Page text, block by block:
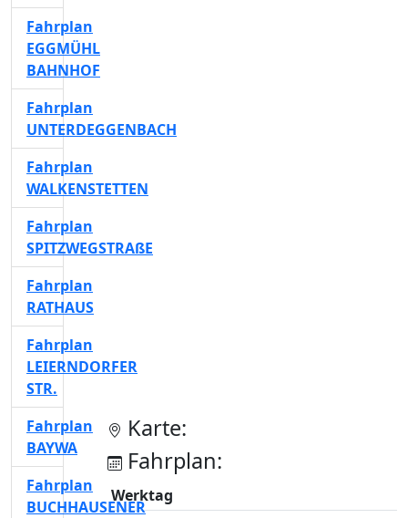
Karte:
Fahrplan:
Werktag
Fahrplan
EGGMÜHL
BAHNHOF
Fahrplan
UNTERDEGGENBACH
Fahrplan
WALKENSTETTEN
Fahrplan
SPITZWEGSTRAßE
Fahrplan
RATHAUS
Fahrplan
LEIERNDORFER
STR.
Fahrplan
BAYWA
Fahrplan
BUCHHAUSENER